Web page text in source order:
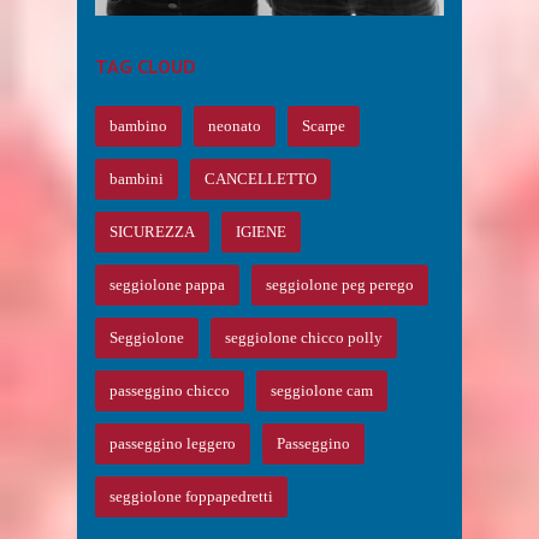
TAG CLOUD
bambino neonato Scarpe
bambini CANCELLETTO
SICUREZZA IGIENE
seggiolone pappa seggiolone peg perego
Seggiolone seggiolone chicco polly
passeggino chicco seggiolone cam
passeggino leggero Passeggino
seggiolone foppapedretti